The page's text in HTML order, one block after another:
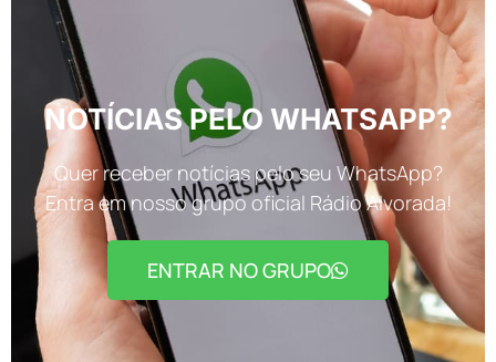
NOTÍCIAS PELO WHATSAPP?
Quer receber notícias pelo seu WhatsApp?
Entra em nosso grupo oficial Rádio Alvorada!
ENTRAR NO GRUPO